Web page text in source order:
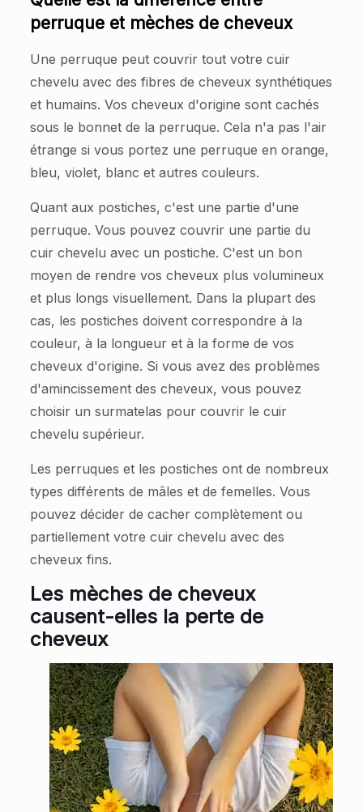
perruque et mèches de cheveux
Une perruque peut couvrir tout votre cuir
chevelu avec des fibres de cheveux synthétiques
et humains. Vos cheveux d'origine sont cachés
sous le bonnet de la perruque. Cela n'a pas l'air
étrange si vous portez une perruque en orange,
bleu, violet, blanc et autres couleurs.
Quant aux postiches, c'est une partie d'une
perruque. Vous pouvez couvrir une partie du
cuir chevelu avec un postiche. C'est un bon
moyen de rendre vos cheveux plus volumineux
et plus longs visuellement. Dans la plupart des
cas, les postiches doivent correspondre à la
couleur, à la longueur et à la forme de vos
cheveux d'origine. Si vous avez des problèmes
d'amincissement des cheveux, vous pouvez
choisir un surmatelas pour couvrir le cuir
chevelu supérieur.
Les perruques et les postiches ont de nombreux
types différents de mâles et de femelles. Vous
pouvez décider de cacher complètement ou
partiellement votre cuir chevelu avec des
cheveux fins.
Les mèches de cheveux
causent-elles la perte de
cheveux